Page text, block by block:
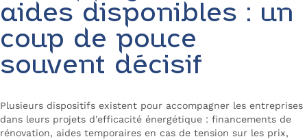
aides disponibles : un
coup de pouce
souvent décisif
Plusieurs dispositifs existent pour accompagner les entreprises
dans leurs projets d’efficacité énergétique : financements de
rénovation, aides temporaires en cas de tension sur les prix,